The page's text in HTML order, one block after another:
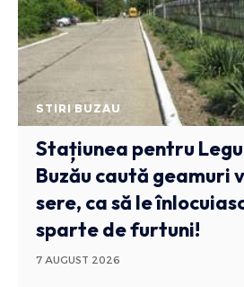
STIRI BUZAU
Stațiunea pentru
Buzău caută geamuri
sere, ca să le
sparte de furtuni!
7 AUGUST 2026